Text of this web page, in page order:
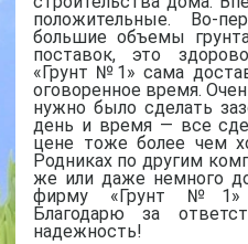
положительные. Во-
большие объемы
поставок, это
«Грунт №1» сама
оговоренное время.
нужно было сделать
день и время — все
цене тоже более чем
Родниках по другим
же или даже немного
фирму «Грунт №1»
Благодарю за
надежность!